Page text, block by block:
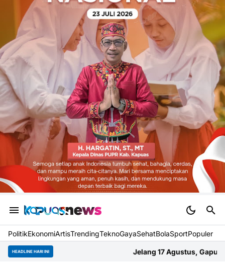
PolitikEkonomiArtisTrendingTeknoGayaSehatBolaSportPopuler
HEADLINE HARI INI Jelang 17 Agustus, Gapura Gang Abadi Selat